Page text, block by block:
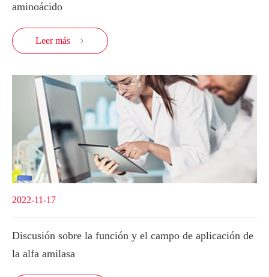
aminoácido
Leer más 
2022-11-17
Discusión sobre la función y el campo de aplicación de
la alfa amilasa